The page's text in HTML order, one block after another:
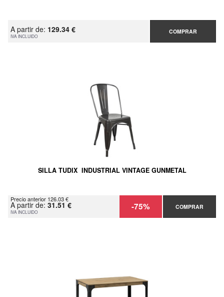
A partir de: 129.34 €
IVA INCLUIDO
COMPRAR
SILLA TUDIX INDUSTRIAL VINTAGE GUNMETAL
Precio anterior 126.03 €
A partir de: 31.51 €
IVA INCLUIDO -75% COMPRAR